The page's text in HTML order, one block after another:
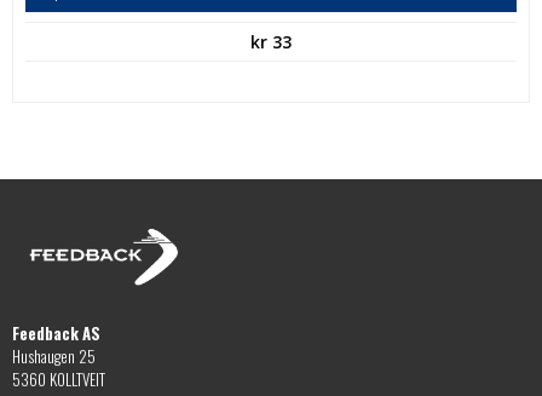
kr 33
Feedback AS
Hushaugen 25
5360 KOLLTVEIT